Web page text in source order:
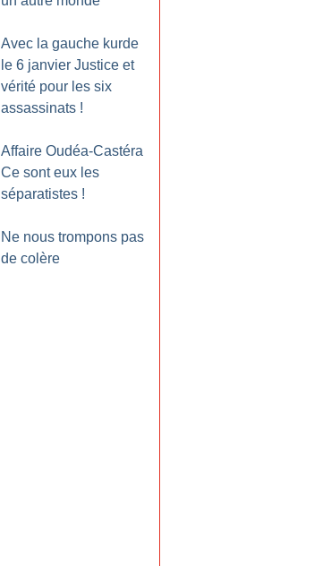
Avec la gauche kurde
le 6 janvier Justice et
vérité pour les six
assassinats !
Affaire Oudéa-Castéra
Ce sont eux les
séparatistes !
Ne nous trompons pas
de colère